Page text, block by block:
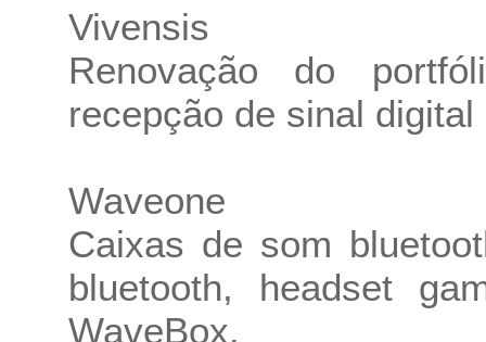
Vivensis
Renovação do
recepção de sinal
Waveone
Caixas de som
bluetooth, headset
WaveBox.